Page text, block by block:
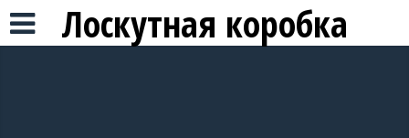
Лоскутная коробка